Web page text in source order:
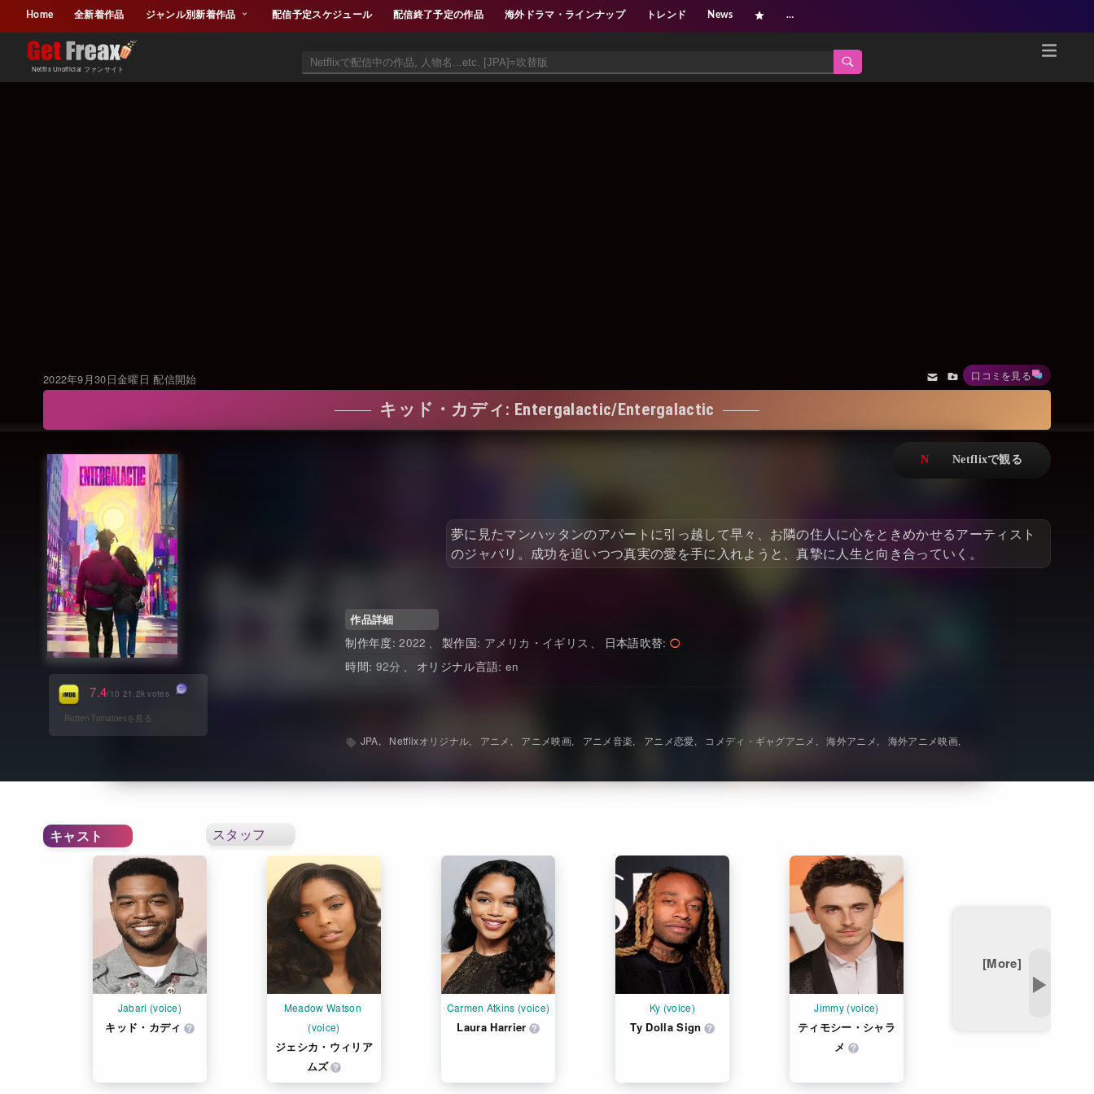
Home 全新着作品 ジャンル別新着作品 配信予定スケジュール 配信終了予定の作品 海外ドラマ・ラインナップ トレンド News …
Netflix Unofficial ファンサイト
Netflix新着作品
アジア映画
ドキュメンタリー
Netflixオリジナル作品
日本語吹替対応作品
その他の国のTV番組
Watchlistへ
Netflix 吹替版作品
Netflix 高い評価の海外作品
Get Freaxフォーラム
Netflixコース別料金プラン
閉じる
2022年9月30日金曜日 配信開始 口コミを見る
キッド・カディ: Entergalactic/Entergalactic
夢に見たマンハッタンのアパートに引っ越して早々、お隣の住人に心をときめかせるアーティスト
のジャバリ。成功を追いつつ真実の愛を手に入れようと、真摯に人生と向き合っていく。
作品詳細
2022
アメリカ・イギリス
日本語吹替
92
en
7.4/10 21.2k votes
▶
スタッフ
キャスト
Jabari (voice)
キッド・カディ
Meadow Watson
(voice)
ジェシカ・ウィリア
ムズ
Carmen Atkins (voice)
Laura Harrier
Ky (voice)
Ty Dolla Sign
Jimmy (voice)
ティモシー・シャラ
メ
[More]
JPA Netflixオリジナル アニメ アニメ映画 アニメ音楽 アニメ恋愛 コメディ・ギャグアニメ 海外アニメ 海外アニメ映画